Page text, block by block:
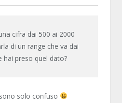
cifra dai 500 ai 2000
di un range che va dai
hai preso quel dato?
solo confuso